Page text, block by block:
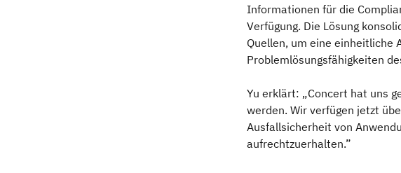
Informationen für die
Verfügung. Die Lösung
Quellen, um eine einheitliche
Problemlösungsfähigkeiten
Yu erklärt: „Concert hat uns
werden. Wir verfügen jetzt
Ausfallsicherheit von
aufrechtzuerhalten.”